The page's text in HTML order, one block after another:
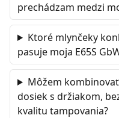
prechádzam medzi
Ktoré mlynčeky
pasuje moja E65S
Môžem
dosiek s držiakom,
kvalitu tampovania?